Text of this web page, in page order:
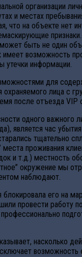
организации
и местах
что на объекте
быть не один
возможность
утечки информации.
для
лица с
после отъезда
одного
является час
тщательно
места проживания
и т.д.) местность
окружение мы
наблюдают.
его на
провести
насколько
возможность